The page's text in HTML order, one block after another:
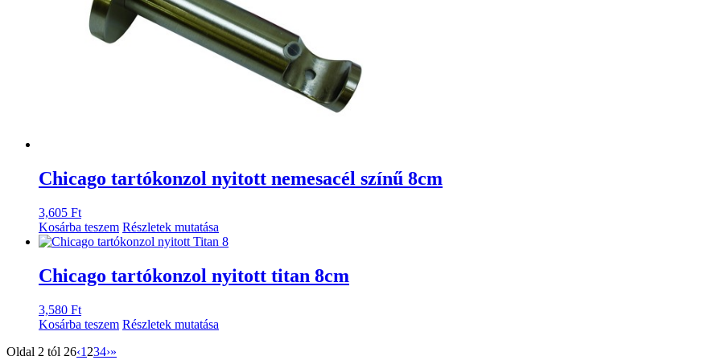
Chicago tartókonzol nyitott nemesacél színű 8cm
3,605 Ft
Kosárba teszem Részletek mutatása
Chicago tartókonzol nyitott titan 8cm
3,580 Ft
Kosárba teszem Részletek mutatása
Oldal 2 tól 26‹1 234›»